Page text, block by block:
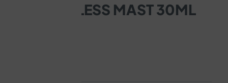
SCAR LESS MAST 30ML